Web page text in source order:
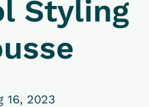
Styling
16, 2023